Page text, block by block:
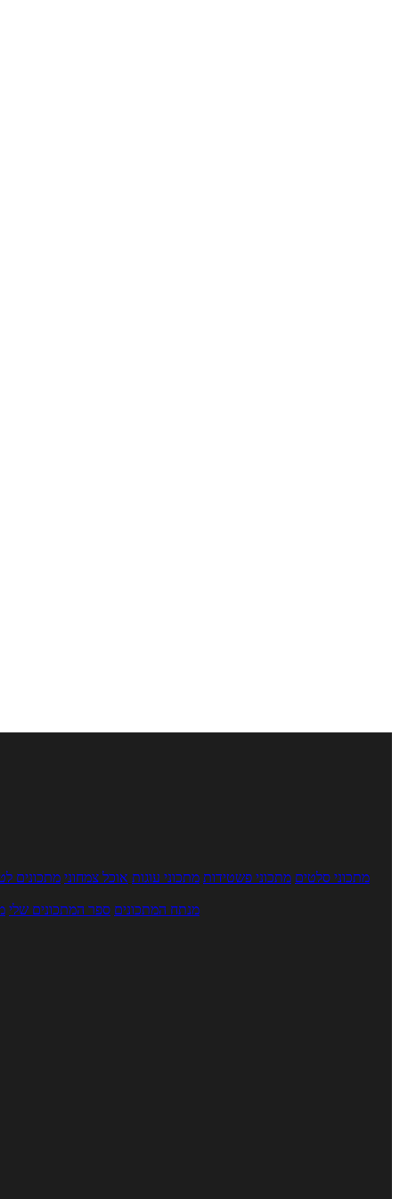
מתכוני סלטים מתכוני פשטידות מתכוני עוגות אוכל צמחוני מתכונים
מנתח המתכונים ספר המתכונים שלי